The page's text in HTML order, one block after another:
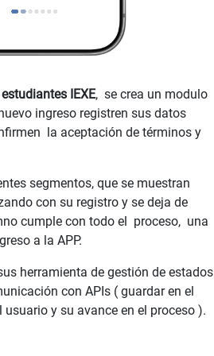
estudiantes IEXE, se crea un modulo
ingreso registren sus datos
la aceptación de términos y
segmentos, que se muestran
con su registro y se deja de
cumple con todo el proceso, una
a la APP.
herramienta de gestión de estados
con APIs ( guardar en el
y su avance en el proceso ).